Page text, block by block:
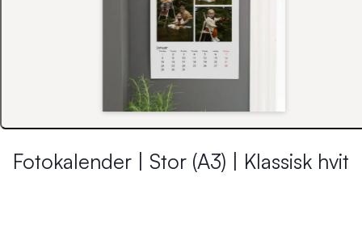
Fotokalender | Stor (A3) | Klassisk hvit